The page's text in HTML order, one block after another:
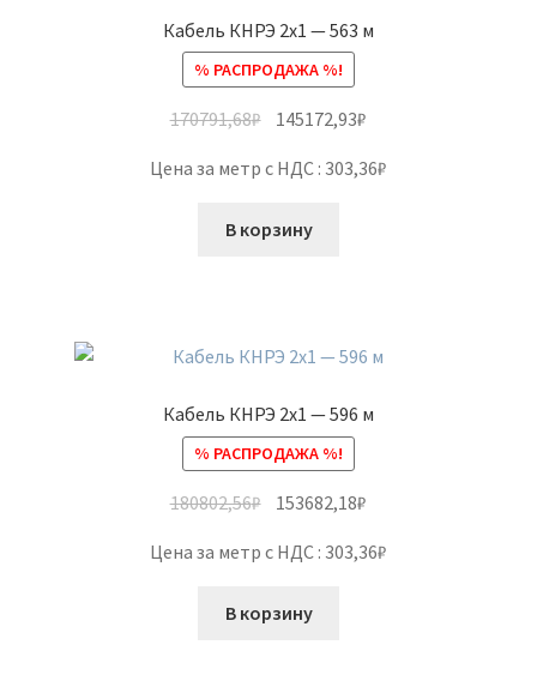
Кабель КНРЭ 2х1 — 563 м
% РАСПРОДАЖА %!
170791,68₽ 145172,93₽
Цена за метр с НДС : 303,36₽
В корзину
Кабель КНРЭ 2х1 — 596 м
% РАСПРОДАЖА %!
180802,56₽ 153682,18₽
Цена за метр с НДС : 303,36₽
В корзину